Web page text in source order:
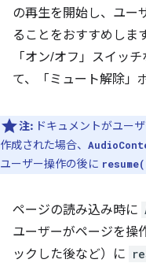
の再生を開始し、ユー
ることをおすすめしま
「オン/オフ」スイッ
て、「ミュート解除」
注: ドキュメントがユー
作成された場合、
ユーザー操作の後に
ページの読み込み時に
ユーザーがページを操
ックした後など）に